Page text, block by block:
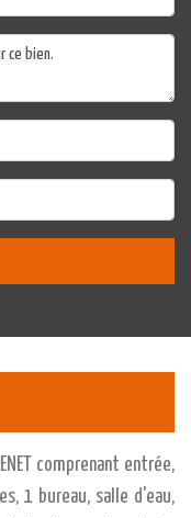
comprenant entrée,
1 bureau, salle d'eau,